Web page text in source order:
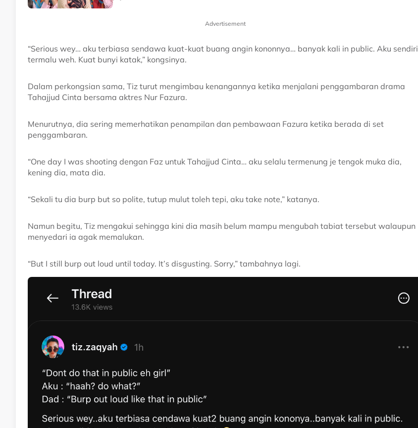
Advertisement
“Serious wey… aku terbiasa sendawa kuat-kuat buang angin kononnya… banyak kali in public. Aku sendiri
termalu weh. Kuat bunyi katak,” kongsinya.
Dalam perkongsian sama, Tiz turut mengimbau kenangannya ketika menjalani penggambaran drama
Tahajjud Cinta bersama aktres Nur Fazura.
Menurutnya, dia sering memerhatikan penampilan dan pembawaan Fazura ketika berada di set
penggambaran.
“One day I was shooting dengan Faz untuk Tahajjud Cinta… aku selalu termenung je tengok muka dia,
kening dia, mata dia.
“Sekali tu dia burp but so polite, tutup mulut toleh tepi, aku take note,” katanya.
Namun begitu, Tiz mengakui sehingga kini dia masih belum mampu mengubah tabiat tersebut walaupun
menyedari ia agak memalukan.
“But I still burp out loud until today. It’s disgusting. Sorry,” tambahnya lagi.